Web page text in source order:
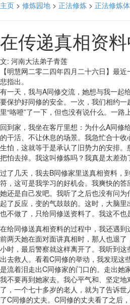
主页 > 修炼园地 > 正法修炼 > 正法修炼
在传递真相资
文: 河南大法弟子青莲
【明慧网二零二四年四月二十六日】最
悲指出。
有一天，我与A同修交流，她想与我一起
要保护好同修的安全。一次，我们相约
里“咯噔”了一下，但也没有说什么。一
回到家，我坐在客厅里想：为什么A同修
的干活、不让休息的场景。我急忙合十
生怕，这就等于是承认了旧势力的安排
把怕去掉。我这叫修炼吗？我真是太差劲
过了几天，我去B同修家里送真相资料，
符，这可是我学习的好机会。我爽快的
她还是自己发吧。我听了之后也没有问
起了反应，变的气鼓鼓的。这时，大脑
也不做了，只给同修送资料了。我这不
在给同修送真相资料的过程中，我还遇
前两天她在面对面讲真相时，那人也退
小时，最后警察就这样离开了。我听到
出去救人。看着C同修的举动，我发现
是流着泪走出C同修家的门口的。走出她
我不要再到她家去。我心平气和、坚定
了，一个七十多岁的老人，就为了告诉
了C同修的丈夫。C同修的丈夫看了之后